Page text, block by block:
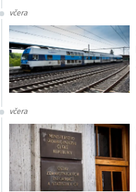
včera
včera